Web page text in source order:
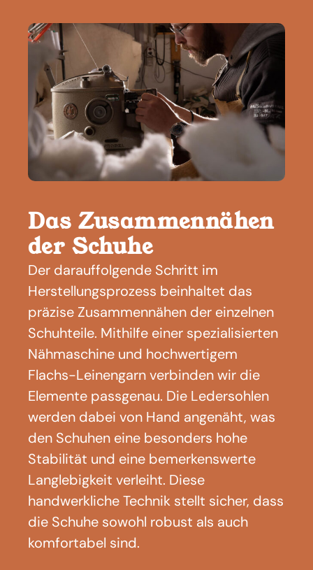
Das Zusammennähen
der Schuhe
Der darauffolgende Schritt im
Herstellungsprozess beinhaltet das
präzise Zusammennähen der einzelnen
Schuhteile. Mithilfe einer spezialisierten
Nähmaschine und hochwertigem
Flachs-Leinengarn verbinden wir die
Elemente passgenau. Die Ledersohlen
werden dabei von Hand angenäht, was
den Schuhen eine besonders hohe
Stabilität und eine bemerkenswerte
Langlebigkeit verleiht. Diese
handwerkliche Technik stellt sicher, dass
die Schuhe sowohl robust als auch
komfortabel sind.